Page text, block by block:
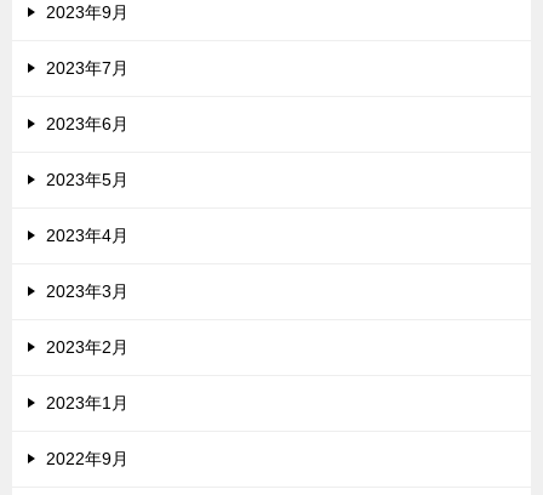
2023年9月
2023年7月
2023年6月
2023年5月
2023年4月
2023年3月
2023年2月
2023年1月
2022年9月